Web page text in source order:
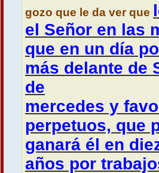
gozo que le da ver que
el Señor en las
que en un día
más delante de
de
mercedes y
perpetuos, que
ganará él en
años por